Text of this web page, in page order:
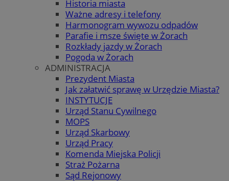
Historia miasta
Ważne adresy i telefony
Harmonogram wywozu odpadów
Parafie i msze święte w Żorach
Rozkłady jazdy w Żorach
Pogoda w Żorach
ADMINISTRACJA
Prezydent Miasta
Jak załatwić sprawę w Urzędzie Miasta?
INSTYTUCJE
Urząd Stanu Cywilnego
MOPS
Urząd Skarbowy
Urząd Pracy
Komenda Miejska Policji
Straż Pożarna
Sąd Rejonowy